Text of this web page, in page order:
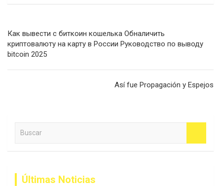
de
entradas
Как вывести с биткоин кошелька Обналичить
криптовалюту на карту в России Руководство по выводу
bitcoin 2025
Así fue Propagación y Espejos
Últimas Noticias